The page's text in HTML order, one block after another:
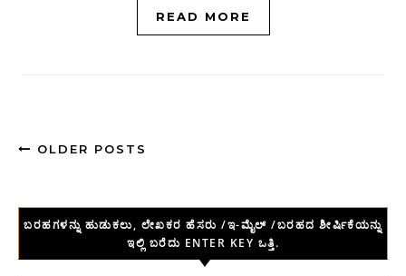
READ MORE
OLDER POSTS
ಬರಹಗಳನ್ನು ಹುಡುಕಲು, ಲೇಖಕರ ಹೆಸರು /ಇ-ಮೈಲ್ /ಬರಹದ ಶೀರ್ಷಿಕೆಯನ್ನು
ಇಲ್ಲಿ ಬರೆದು ENTER KEY ಒತ್ತಿ.